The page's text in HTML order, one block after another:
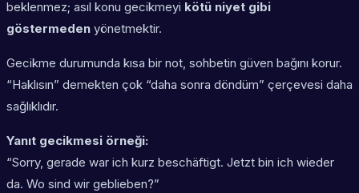
beklenmez; asıl konu gecikmeyi kötü niyet gibi
göstermeden yönetmektir.
Gecikme durumunda kısa bir not, sohbetin güven bağını korur.
“Haklısın” demekten çok “daha sonra döndüm” çerçevesi daha
sağlıklıdır.
Yanıt gecikmesi örneği:
“Sorry, gerade war ich kurz beschäftigt. Jetzt bin ich wieder
da. Wo sind wir geblieben?”